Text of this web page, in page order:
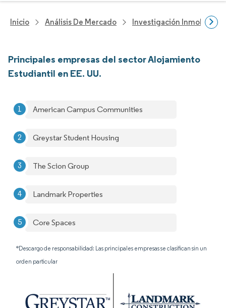
Inicio Análisis De Mercado Investigación Inmobiliaria
Principales empresas del sector Alojamiento
Estudiantil en EE. UU.
American Campus Communities
Greystar Student Housing
The Scion Group
Landmark Properties
Core Spaces
*Descargo de responsabilidad: Las principales empresas se clasifican sin un
orden particular